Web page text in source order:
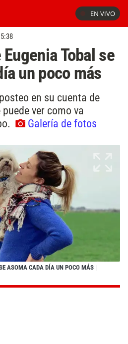
EN VIVO
Tobal se
un poco más
en su cuenta de
ver como va
Galería de fotos
ASOMA CADA DÍA UN POCO MÁS |